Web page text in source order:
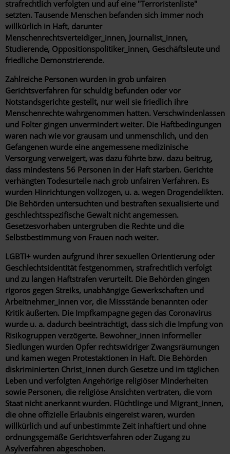
strafrechtlich verfolgten und auf eine "Terroristenliste"
setzten. Tausende Menschen befanden sich immer noch
willkürlich in Haft, darunter
Menschenrechtsverteidiger_innen, Journalist_innen,
Studierende, Oppositionspolitiker_innen, Geschäftsleute und
friedliche Demonstrierende.
Zahlreiche Personen wurden in grob unfairen
Gerichtsverfahren für schuldig befunden oder vor
Notstandsgerichte gestellt, nur weil sie friedlich ihre
Menschenrechte wahrgenommen hatten. Verschwindenlassen
und Folter gingen unvermindert weiter. Die Haftbedingungen
waren nach wie vor grausam und unmenschlich, und den
Gefangenen wurde eine angemessene medizinische
Versorgung verweigert, was dazu führte bzw. dazu beitrug,
dass mindestens 56 Personen in der Haft starben. Gerichte
verhängten Todesurteile nach grob unfairen Verfahren. Es
wurden Hinrichtungen vollzogen, u. a. wegen Drogendelikten.
Die Behörden untersuchten und bestraften sexualisierte und
geschlechtsspezifische Gewalt nicht angemessen.
Gesetzesvorhaben untergruben die Rechte und die
Selbstbestimmung von Frauen noch weiter.
LGBTI+ wurden aufgrund ihrer sexuellen Orientierung oder
Geschlechtsidentität festgenommen, strafrechtlich verfolgt
und zu langen Haftstrafen verurteilt. Die Behörden gingen
rigoros gegen Streiks, unabhängige Gewerkschaften und
Arbeitnehmer_innen vor, die Missstände benannten oder
Kritik äußerten. Die Impfkampagne gegen das Coronavirus
wurde u. a. dadurch beeinträchtigt, dass sich die Impfung von
Risikogruppen verzögerte. Bewohner_innen informeller
Siedlungen wurden Opfer rechtswidriger Zwangsräumungen
und kamen wegen Protestaktionen in Haft. Die Behörden
diskriminierten Christ_innen durch Gesetze und im täglichen
Leben und verfolgten Angehörige religiöser Minderheiten
sowie Personen, die religiöse Ansichten vertraten, die vom
Staat nicht anerkannt wurden. Flüchtlinge und Migrant_innen,
die ohne offizielle Erlaubnis eingereist waren, wurden
willkürlich und auf unbestimmte Zeit inhaftiert und ohne
ordnungsgemäße Gerichtsverfahren oder Zugang zu
Asylverfahren abgeschoben.